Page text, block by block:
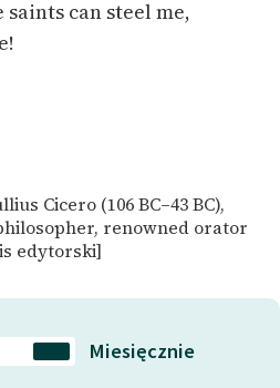
can steel me,
Cicero (106 BC–43 BC),
renowned orator
edytorski]
Miesięcznie